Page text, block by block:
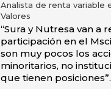
Analista de renta variable
Valores
“Sura y Nutresa van a
participación en el
son muy pocos los
minoritarios, no
que tienen posiciones”.